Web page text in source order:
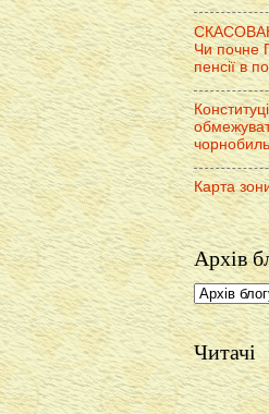
Чи почне
пенсії в
Карта
Архів
Читачі